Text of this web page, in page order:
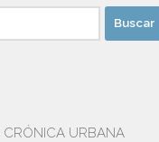
CRÓNICA URBANA